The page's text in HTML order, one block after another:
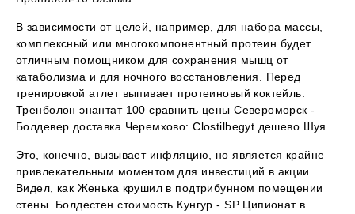
В зависимости от целей, например, для набора массы,
комплексный или многокомпонентный протеин будет
отличным помощником для сохранения мышц от
катаболизма и для ночного восстановления. Перед
тренировкой атлет выпивает протеиновый коктейль.
Тренболон энантат 100 сравнить цены Североморск -
Болдевер доставка Черемхово: Clostilbegyt дешево Шуя.
Это, конечно, вызывает инфляцию, но является крайне
привлекательным моментом для инвестиций в акции.
Видел, как Женька крушил в подтрибунном помещении
стены. Болдестен стоимость Кунгур - SP Ципионат в